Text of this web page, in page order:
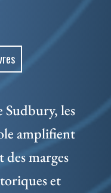
Sudbury, les
amplifient
des marges
et